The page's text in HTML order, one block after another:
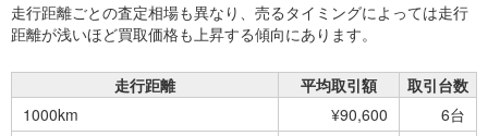
走行距離ごとの査定相場も異なり、売るタイミングによっては走行
距離が浅いほど買取価格も上昇する傾向にあります。
走行距離 平均取引額
取引台数
1000km
¥90,600
6台